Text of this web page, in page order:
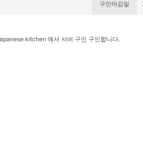
구인마김일
kitchen 에서 서버 구인 구인합니다.